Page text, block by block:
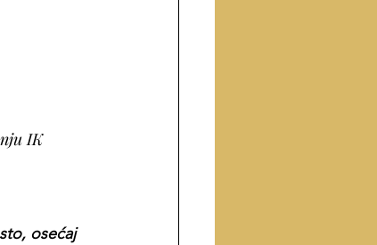
IK
osećaj